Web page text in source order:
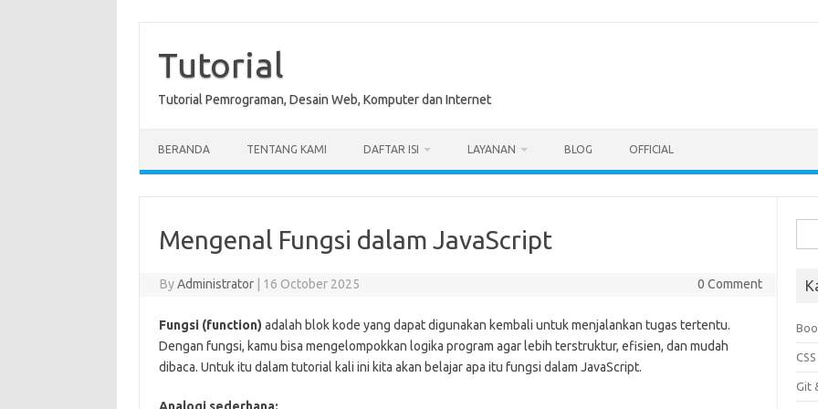
content
Tutorial
Tutorial Pemrograman, Desain Web, Komputer dan Internet
BERANDA TENTANG KAMI DAFTAR ISI LAYANAN BLOG OFFICIAL
Mengenal Fungsi dalam JavaScript
ByAdministrator 16 October 2025 0 Comment
Fungsi (function) adalah blok kode yang dapat digunakan kembali untuk menjalankan tugas tertentu.
Dengan fungsi, kamu bisa mengelompokkan logika program agar lebih terstruktur, efisien, dan mudah
dibaca. Untuk itu dalam tutorial kali ini kita akan belajar apa itu fungsi dalam JavaScript.
for:
CSS
Git